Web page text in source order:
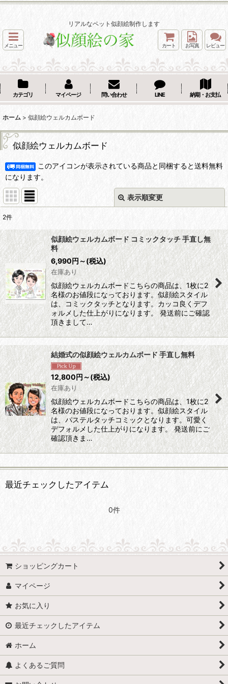
リアルなペット似顔絵制作します
メニュー カート お写真 レビュー
カテゴリ マイページ 問い合わせ LINE 納期・お支払
ホーム > 似顔絵ウェルカムボード
似顔絵ウェルカムボード
このアイコンが表示されている商品と同梱すると送料無料
になります。
表示順変更
並び順:
絞り込む
2件
似顔絵ウェルカムボード コミックタッチ 手直し無
料
6,990円～(税込)
在庫あり
似顔絵ウェルカムボードこちらの商品は、1枚に2
名様のお値段になっております。似顔絵スタイル
は、コミックタッチとなります。カッコ良くデフ
ォルメした仕上がりになります。 発送前にご確認
頂きまして…
結婚式の似顔絵ウェルカムボード 手直し無料
12,800円～(税込)
在庫あり
似顔絵ウェルカムボードこちらの商品は、1枚に2
名様のお値段になっております。似顔絵スタイル
は、パステルタッチコミックとなります。可愛く
デフォルメした仕上がりになります。 発送前にご
確認頂きま…
最近チェックしたアイテム
0件
ショッピングカート
マイページ
お気に入り
最近チェックしたアイテム
ホーム
よくあるご質問